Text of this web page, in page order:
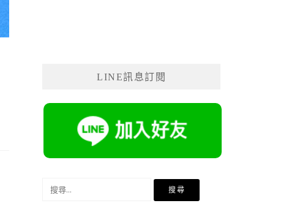
LINE訊息訂閱